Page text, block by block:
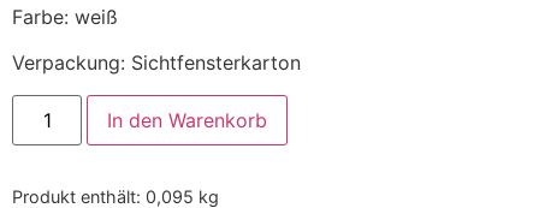
Farbe: weiß
Verpackung: Sichtfensterkarton
In den Warenkorb
Produkt enthält: 0,095 kg